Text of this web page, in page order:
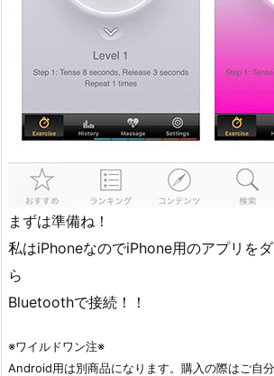
まずは準備ね！
私はiPhoneなのでiPhone用のアプリを
ら
Bluetoothで接続！！
※ワイルドワン注※
Android用は別商品になります。購入の際はご自